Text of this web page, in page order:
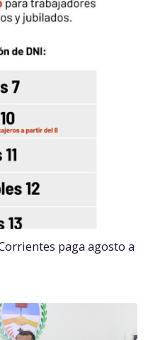
paga agosto a